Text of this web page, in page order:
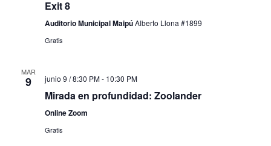
Exit 8
Auditorio Municipal MaipúAlberto Llona #1899
Gratis
MAR
9 junio 9 / 8:30 PM- 10:30 PM
Mirada en profundidad: Zoolander
Online Zoom
Gratis